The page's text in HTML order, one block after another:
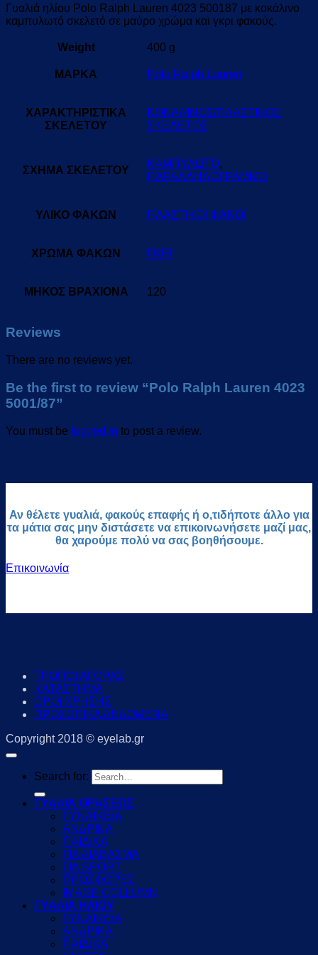
Γυαλιά ηλίου Polo Ralph Lauren 4023 500187 με κοκάλινο
καμπυλωτό σκελετό σε μαύρο χρώμα και γκρι φακούς.
Weight 400 g
ΜΑΡΚΑ Polo Ralph Lauren
ΧΑΡΑΚΤΗΡΙΣΤΙΚΑ
ΣΚΕΛΕΤΟΥ
ΚΟΚΑΛΙΝΟΣ/ΠΛΑΣΤΙΚΟΣ
ΣΚΕΛΕΤΟΣ
ΣΧΗΜΑ ΣΚΕΛΕΤΟΥ
ΚΑΜΠΥΛΩΤΟ,
ΠΑΡΑΛΛΗΛΟΓΡΑΜΜΟ
ΥΛΙΚΟ ΦΑΚΩΝ ΠΛΑΣΤΙΚΟΙ ΦΑΚΟΙ
ΧΡΩΜΑ ΦΑΚΩΝ ΓΚΡΙ
ΜΗΚΟΣ ΒΡΑΧΙΟΝΑ 120
Reviews
There are no reviews yet.
Be the first to review “Polo Ralph Lauren 4023
5001/87”
You must be logged in to post a review.
Αν θέλετε γυαλιά, φακούς επαφής ή ο,τιδήποτε άλλο για
τα μάτια σας μην διστάσετε να επικοινωνήσετε μαζί μας,
θα χαρούμε πολύ να σας βοηθήσουμε.
Επικοινωνία
ΤΡΟΠΟΙ ΑΓΟΡΑΣ
ΚΑΤΑΣΤΗΜΑ
ΟΡΟΙ ΧΡΗΣΗΣ
ΠΡΟΣΩΠΙΚΑ ΔΕΔΟΜΕΝΑ
Copyright 2018 © eyelab.gr
Search for:
ΓΥΑΛΙΑ ΟΡΑΣΕΩΣ
ΓΥΝΑΙΚΕΙΑ
ΑΝΔΡΙΚΑ
ΠΑΙΔΙΚΑ
ΓΙΑ ΔΙΑΒΑΣΜΑ
ΓΙΑ SPORT
ΠΡΟΣΦΟΡΕΣ
IMAGE COLLUMN
ΓΥΑΛΙΑ ΗΛΙΟΥ
ΓΥΝΑΙΚΕΙΑ
ΑΝΔΡΙΚΑ
ΠΑΙΔΙΚΑ